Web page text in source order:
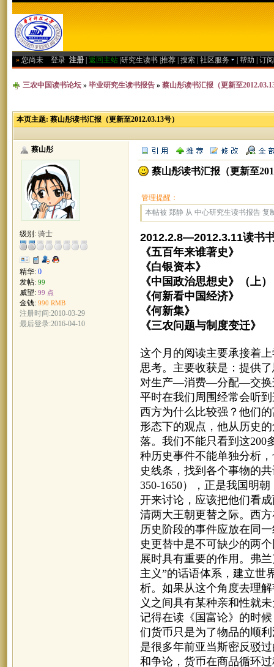
» 您尚未 登录 注册 返回主站 研究生读书 推荐 搜索 社区服务 帮助 订
三农中国读书论坛 » 毕业研究生读书报告 » 蔡山彤读书汇报（更新至
本页主题: 蔡山彤读书汇报（更新至2012.03.13号）
蔡山彤
级别: 骑士
精华: 0
发帖: 99
威望: 99 点
金钱: 990 RMB
注册时间:2010-03-29
最后登录:2016-04-10
蔡山彤读书汇报（更新至
管理提醒：
本帖被 郑静 从 中心研究生读书报告 复
2012.2.8—2012.3.11读书
《五百年来谁著史
《白银资本》 贡德
《中国政治思想史》（
《何新看中国经济
《何新集》
《三农问题与制度变
这个月的阅读主要承接着
思考。主要收获是：提供
对生产—消费—分配—交换
平时在我们周围经常会听
西方为什么比较强？他们
形态下的观点，他从历史
落。我们不能只看到这200
种历史事件不能单独分析
史线条，找到各个事物的
350-1650），正是我国明
开来讨论，应该把他们看
清两大王朝更替之际。西
历史阶段的事件应放在同
史更替中是不可缺少的两
展时具有重要的作用。弗
主义”的话语体系，建立世
析。如果从这个角度去理
义之间具有某种亲和性就
记得在读《国富论》的时
们货币只是为了物品的顺
是很多年前亚当斯密反驳
和争论，货币在商品循环